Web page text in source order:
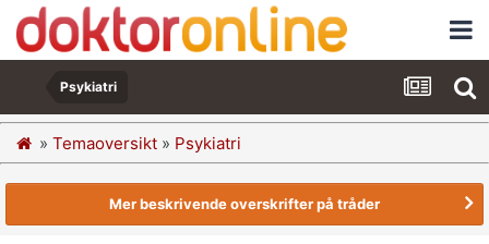
Psykiatri
» Temaoversikt » Psykiatri
Mer beskrivende overskrifter på tråder